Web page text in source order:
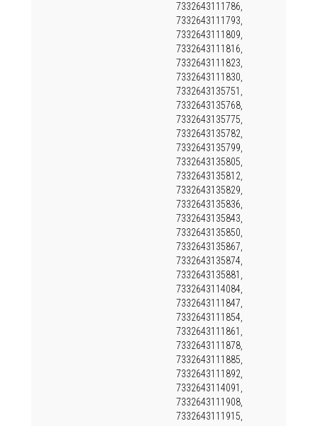
7332643111786,
7332643111793,
7332643111809,
7332643111816,
7332643111823,
7332643111830,
7332643135751,
7332643135768,
7332643135775,
7332643135782,
7332643135799,
7332643135805,
7332643135812,
7332643135829,
7332643135836,
7332643135843,
7332643135850,
7332643135867,
7332643135874,
7332643135881,
7332643114084,
7332643111847,
7332643111854,
7332643111861,
7332643111878,
7332643111885,
7332643111892,
7332643114091,
7332643111908,
7332643111915,